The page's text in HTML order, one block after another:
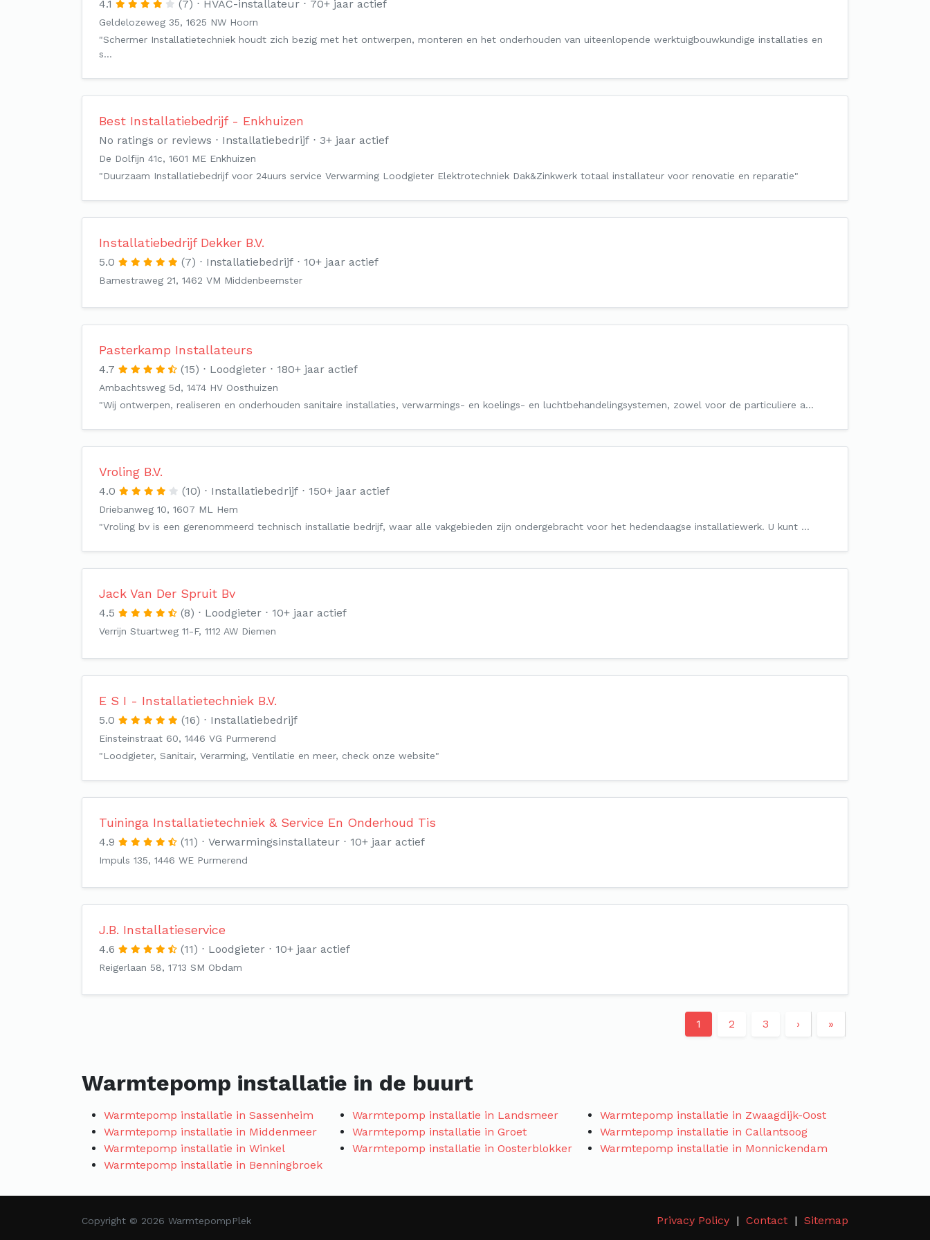
4.1 (7) HVAC-installateur 70+ jaar actief
Geldelozeweg 35, 1625 NW Hoorn
"Schermer Installatietechniek houdt zich bezig met het ontwerpen, monteren en het onderhouden van uiteenlopende werktuigbouwkundige installaties en
s…
Best Installatiebedrijf - Enkhuizen
No ratings or reviews Installatiebedrijf 3+ jaar actief
De Dolfijn 41c, 1601 ME Enkhuizen
"Duurzaam Installatiebedrijf voor 24uurs service Verwarming Loodgieter Elektrotechniek Dak&Zinkwerk totaal installateur voor renovatie en reparatie"
Installatiebedrijf Dekker B.V.
5.0 (7) Installatiebedrijf 10+ jaar actief
Bamestraweg 21, 1462 VM Middenbeemster
Pasterkamp Installateurs
4.7 (15) Loodgieter 180+ jaar actief
Ambachtsweg 5d, 1474 HV Oosthuizen
"Wij ontwerpen, realiseren en onderhouden sanitaire installaties, verwarmings- en koelings- en luchtbehandelingsystemen, zowel voor de particuliere a…
Vroling B.V.
4.0 (10) Installatiebedrijf 150+ jaar actief
Driebanweg 10, 1607 ML Hem
"Vroling bv is een gerenommeerd technisch installatie bedrijf, waar alle vakgebieden zijn ondergebracht voor het hedendaagse installatiewerk. U kunt …
Jack Van Der Spruit Bv
4.5 (8) Loodgieter 10+ jaar actief
Verrijn Stuartweg 11-F, 1112 AW Diemen
E S I - Installatietechniek B.V.
5.0 (16) Installatiebedrijf
Einsteinstraat 60, 1446 VG Purmerend
"Loodgieter, Sanitair, Verarming, Ventilatie en meer, check onze website"
Tuininga Installatietechniek & Service En Onderhoud Tis
4.9 (11) Verwarmingsinstallateur 10+ jaar actief
Impuls 135, 1446 WE Purmerend
J.B. Installatieservice
4.6 (11) Loodgieter 10+ jaar actief
Reigerlaan 58, 1713 SM Obdam
1 2 3 › »
Warmtepomp installatie in de buurt
Warmtepomp installatie in Sassenheim Warmtepomp installatie in Landsmeer
Warmtepomp installatie in Zwaagdijk-Oost
Warmtepomp installatie in Middenmeer
Warmtepomp installatie in Groet
Warmtepomp installatie in Callantsoog
Warmtepomp installatie in Winkel
Warmtepomp installatie in Oosterblokker
Warmtepomp installatie in Monnickendam
Warmtepomp installatie in Benningbroek
Copyright © 2026 WarmtepompPlek Privacy Policy Contact Sitemap